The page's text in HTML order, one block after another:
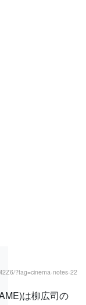
?tag=cinema-notes-22
は柳広司の